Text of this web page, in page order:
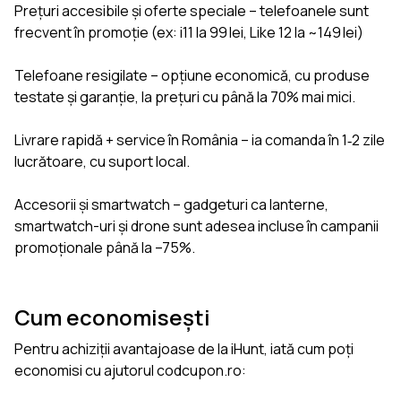
Prețuri accesibile și oferte speciale – telefoanele sunt
frecvent în promoție (ex: i11 la 99 lei, Like 12 la ~149 lei)
Telefoane resigilate – opțiune economică, cu produse
testate și garanție, la prețuri cu până la 70% mai mici.
Livrare rapidă + service în România – ia comanda în 1‑2 zile
lucrătoare, cu suport local.
Accesorii și smartwatch – gadgeturi ca lanterne,
smartwatch-uri și drone sunt adesea incluse în campanii
promoționale până la –75%.
Cum economisești
Pentru achiziții avantajoase de la iHunt, iată cum poți
economisi cu ajutorul codcupon.ro: